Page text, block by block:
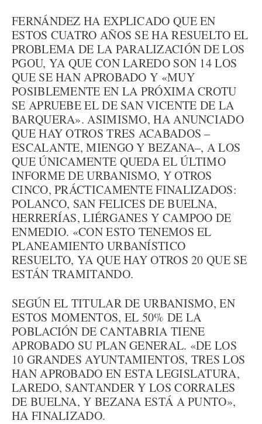
FERNÁNDEZ HA EXPLICADO QUE EN
ESTOS CUATRO AÑOS SE HA RESUELTO EL
PROBLEMA DE LA PARALIZACIÓN DE LOS
PGOU, YA QUE CON LAREDO SON 14 LOS
QUE SE HAN APROBADO Y «MUY
POSIBLEMENTE EN LA PRÓXIMA CROTU
SE APRUEBE EL DE SAN VICENTE DE LA
BARQUERA». ASIMISMO, HA ANUNCIADO
QUE HAY OTROS TRES ACABADOS –
ESCALANTE, MIENGO Y BEZANA–, A LOS
QUE ÚNICAMENTE QUEDA EL ÚLTIMO
INFORME DE URBANISMO, Y OTROS
CINCO, PRÁCTICAMENTE FINALIZADOS:
POLANCO, SAN FELICES DE BUELNA,
HERRERÍAS, LIÉRGANES Y CAMPOO DE
ENMEDIO. «CON ESTO TENEMOS EL
PLANEAMIENTO URBANÍSTICO
RESUELTO, YA QUE HAY OTROS 20 QUE SE
ESTÁN TRAMITANDO.
SEGÚN EL TITULAR DE URBANISMO, EN
ESTOS MOMENTOS, EL 50% DE LA
POBLACIÓN DE CANTABRIA TIENE
APROBADO SU PLAN GENERAL. «DE LOS
10 GRANDES AYUNTAMIENTOS, TRES LOS
HAN APROBADO EN ESTA LEGISLATURA,
LAREDO, SANTANDER Y LOS CORRALES
DE BUELNA, Y BEZANA ESTÁ A PUNTO»,
HA FINALIZADO.